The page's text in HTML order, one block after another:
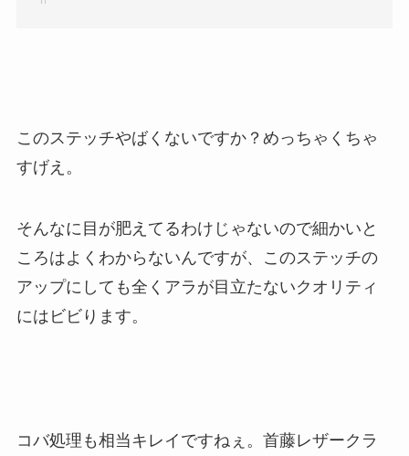
このステッチやばくないですか？めっちゃくちゃ
すげえ。
そんなに目が肥えてるわけじゃないので細かいと
ころはよくわからないんですが、このステッチの
アップにしても全くアラが目立たないクオリティ
にはビビります。
コバ処理も相当キレイですねぇ。首藤レザークラ